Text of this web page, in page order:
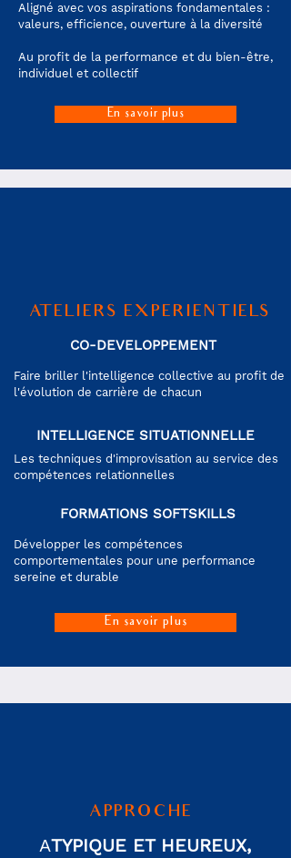
Aligné avec vos aspirations fondamentales :
valeurs, efficience, ouverture à la diversité
Au profit de la performance et du bien-être,
individuel et collectif
En savoir plus
ATELIERS EXPERIENTIELS
CO-DEVELOPPEMENT
Faire briller l'intelligence collective au profit de
l'évolution de carrière de chacun
INTELLIGENCE SITUATIONNELLE
Les techniques d'improvisation au service des
compétences relationnelles
FORMATIONS SOFTSKILLS
Développer les compétences
comportementales pour une performance
sereine et durable
En savoir plus
APPROCHE
ATYPIQUE ET HEUREUX,